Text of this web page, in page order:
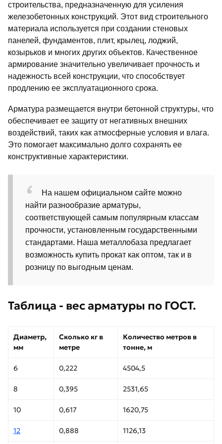
строительства, предназначенную для усиления
железобетонных конструкций. Этот вид строительного
материала используется при создании стеновых
панелей, фундаментов, плит, крылец, лоджий,
козырьков и многих других объектов. Качественное
армирование значительно увеличивает прочность и
надежность всей конструкции, что способствует
продлению ее эксплуатационного срока.
Арматура размещается внутри бетонной структуры, что
обеспечивает ее защиту от негативных внешних
воздействий, таких как атмосферные условия и влага.
Это помогает максимально долго сохранять ее
конструктивные характеристики.
На нашем официальном сайте можно
найти разнообразие арматуры,
соответствующей самым популярным классам
прочности, установленным государственными
стандартами. Наша металлобаза предлагает
возможность купить прокат как оптом, так и в
розницу по выгодным ценам.
Таблица - вес арматуры по ГОСТ.
Диаметр,
мм
Сколько кг в
метре
Количество метров в
тонне, м
6 0,222 4504,5
8 0,395 2531,65
10 0,617 1620,75
12 0,888 1126,13